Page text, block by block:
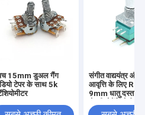
15mm डुअल गैंग
टेपर के साथ 5k
संगीत वाद्ययंत्र और
आवृत्ति के लिए
9mm धातु दस्ता